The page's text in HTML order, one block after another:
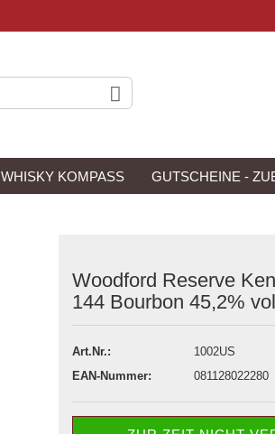
WHISKY KOMPASS GUTSCHEINE -
Woodford Reserve
144 Bourbon 45,2%
Art.Nr.:
1002US
EAN-Nummer:
081128022280